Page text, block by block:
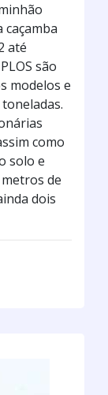
até
são
modelos e
como
solo e
de
dois